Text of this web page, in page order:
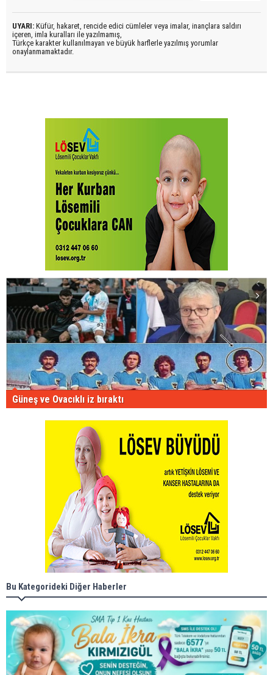
UYARI: Küfür, hakaret, rencide edici cümleler veya imalar, inançlara saldırı
içeren, imla kuralları ile yazılmamış,
Türkçe karakter kullanılmayan ve büyük harflerle yazılmış yorumlar
onaylanmamaktadır.
Güneş ve Ovacıklı iz bıraktı
Bu Kategorideki Diğer Haberler